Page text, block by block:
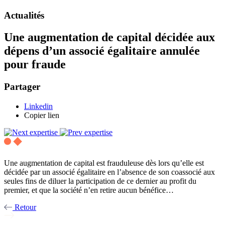
Actualités
Une augmentation de capital décidée aux
dépens d’un associé égalitaire annulée
pour fraude
Partager
Linkedin
Copier lien
Une augmentation de capital est frauduleuse dès lors qu’elle est
décidée par un associé égalitaire en l’absence de son coassocié aux
seules fins de diluer la participation de ce dernier au profit du
premier, et que la société n’en retire aucun bénéfice…
Retour